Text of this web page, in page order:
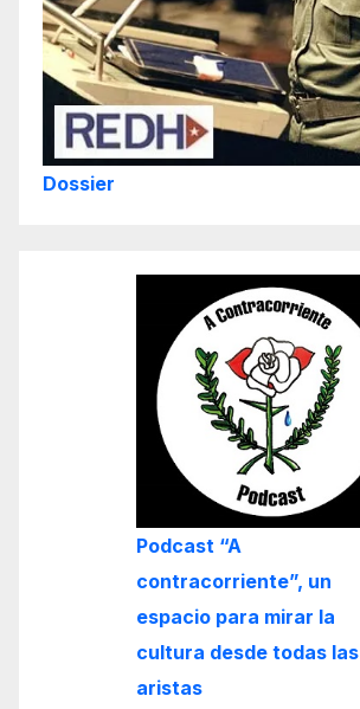
Dossier
Podcast “A
contracorriente”, un
espacio para mirar la
cultura desde todas las
aristas